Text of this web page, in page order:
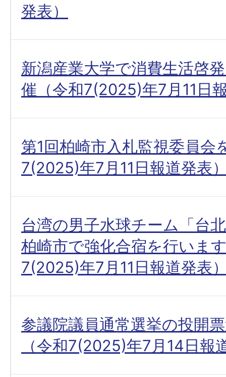
発表）
新潟産業大学で消費生活啓
催（令和7(2025)年7月11日
第1回柏崎市入札監視委員会
7(2025)年7月11日報道発表
台湾の男子水球チーム「台
柏崎市で強化合宿を行いま
7(2025)年7月11日報道発表
参議院議員通常選挙の投開
（令和7(2025)年7月14日報